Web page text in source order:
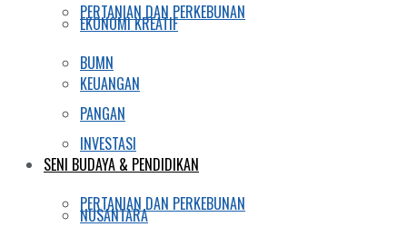
PERTANIAN DAN PERKEBUNAN
BUMN
PANGAN
SENI BUDAYA & PENDIDIKAN
NUSANTARA
EKONOMI KREATIF
KEUANGAN
INVESTASI
PERTANIAN DAN PERKEBUNAN